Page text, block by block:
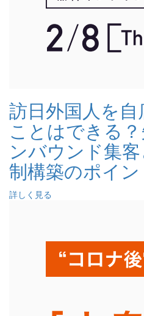
訪日外国人を自
ことはできる
ンバウンド集
制構築のポイン
詳しく見る